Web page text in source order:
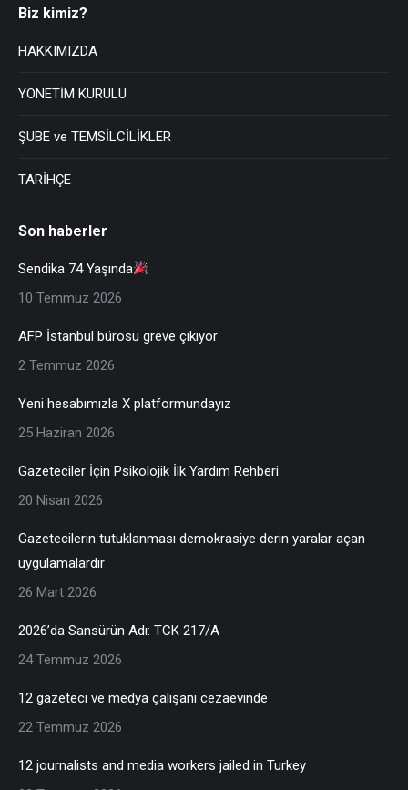
Biz kimiz?
HAKKIMIZDA
YÖNETİM KURULU
ŞUBE ve TEMSİLCİLİKLER
TARİHÇE
Son haberler
Sendika 74 Yaşında
10 Temmuz 2026
AFP İstanbul bürosu greve çıkıyor
2 Temmuz 2026
Yeni hesabımızla X platformundayız
25 Haziran 2026
Gazeteciler İçin Psikolojik İlk Yardım Rehberi
20 Nisan 2026
Gazetecilerin tutuklanması demokrasiye derin yaralar açan
uygulamalardır
26 Mart 2026
2026’da Sansürün Adı: TCK 217/A
24 Temmuz 2026
12 gazeteci ve medya çalışanı cezaevinde
22 Temmuz 2026
12 journalists and media workers jailed in Turkey